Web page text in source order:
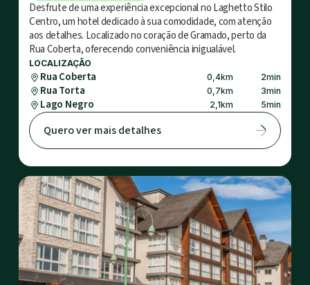
Desfrute de uma experiência excepcional no Laghetto Stilo
Centro, um hotel dedicado à sua comodidade, com atenção
aos detalhes. Localizado no coração de Gramado, perto da
Rua Coberta, oferecendo conveniência inigualável.
LOCALIZAÇÃO
Rua Coberta 0,4km 2min
Rua Torta 0,7km 3min
Lago Negro 2,1km 5min
Quero ver mais detalhes